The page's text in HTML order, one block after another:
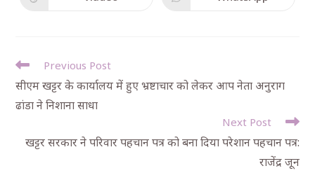
Previous Post
सीएम खट्टर के कार्यालय में हुए भ्रष्टाचार को लेकर आप नेता अनुराग
ढांडा ने निशाना साधा
Next Post
खट्टर सरकार ने परिवार पहचान पत्र को बना दिया परेशान पहचान पत्र:
राजेंद्र जून